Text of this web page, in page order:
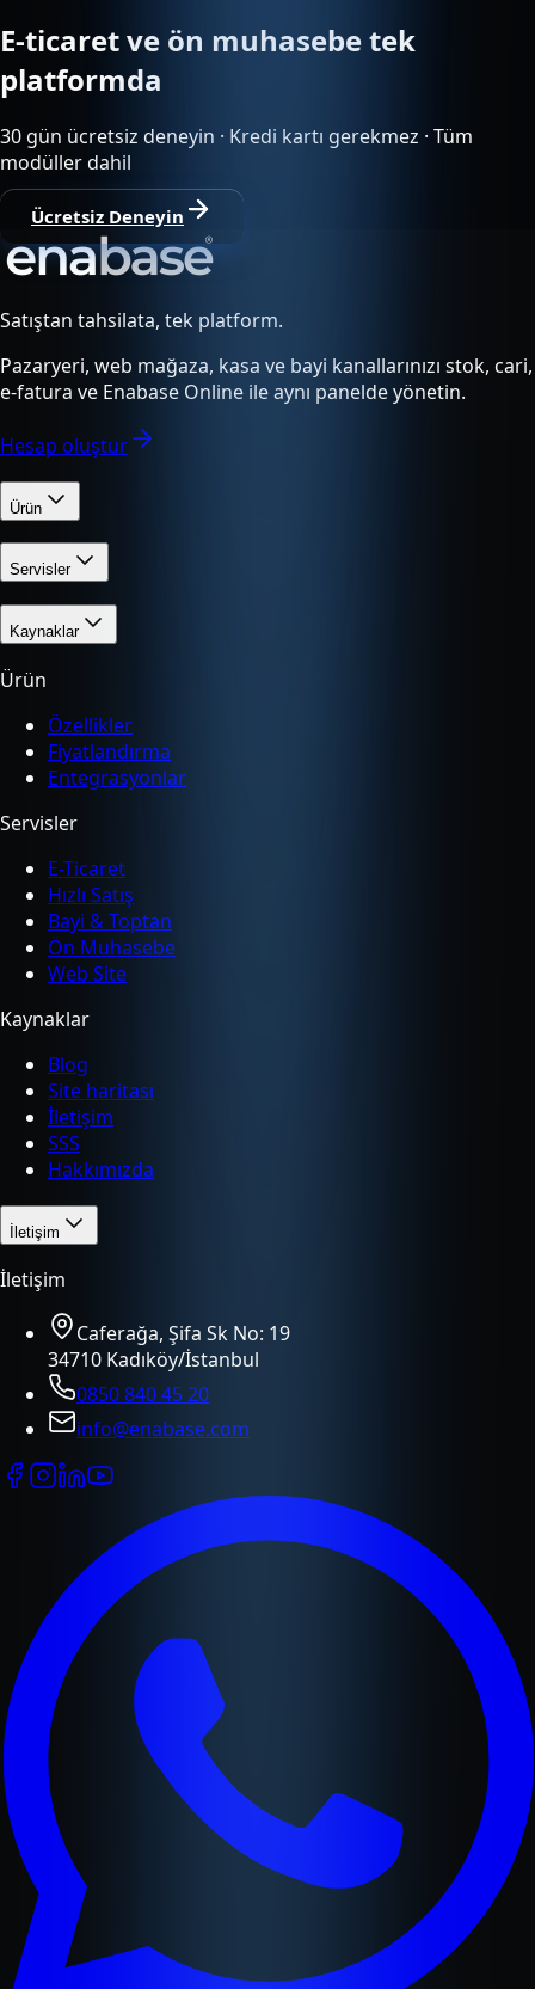
E-ticaret ve ön muhasebe tek
platformda
30 gün ücretsiz deneyin · Kredi kartı gerekmez · Tüm
modüller dahil
Ücretsiz Deneyin
Satıştan tahsilata, tek platform.
Pazaryeri, web mağaza, kasa ve bayi kanallarınızı stok, cari,
e-fatura ve Enabase Online ile aynı panelde yönetin.
Hesap oluştur
Ürün
Servisler
Kaynaklar
Ürün
Özellikler
Fiyatlandırma
Entegrasyonlar
Servisler
E-Ticaret
Hızlı Satış
Bayi & Toptan
Ön Muhasebe
Web Site
Kaynaklar
Blog
Site haritası
İletişim
SSS
Hakkımızda
İletişim
İletişim
Caferağa, Şifa Sk No: 19
34710 Kadıköy/İstanbul
0850 840 45 20
info@enabase.com